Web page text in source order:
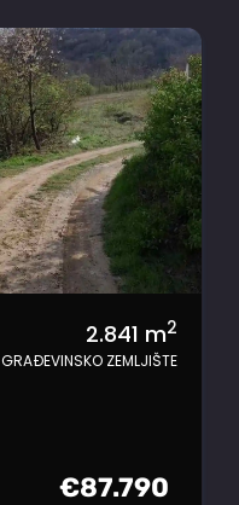
2.841 m2
GRAĐEVINSKO ZEMLJIŠTE
€87.790